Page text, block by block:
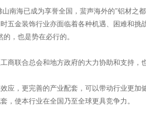
南海已成为享誉全国，蜚声海外的"铝材之
五金装饰行业亦面临着各种机遇、困难和
，也是势在必行的。
商联合总会和地方政府的大力协助和支持，
应，更完善的产业配套，可以带动行业更
，使本行业在全国乃至全球更具竞争力。